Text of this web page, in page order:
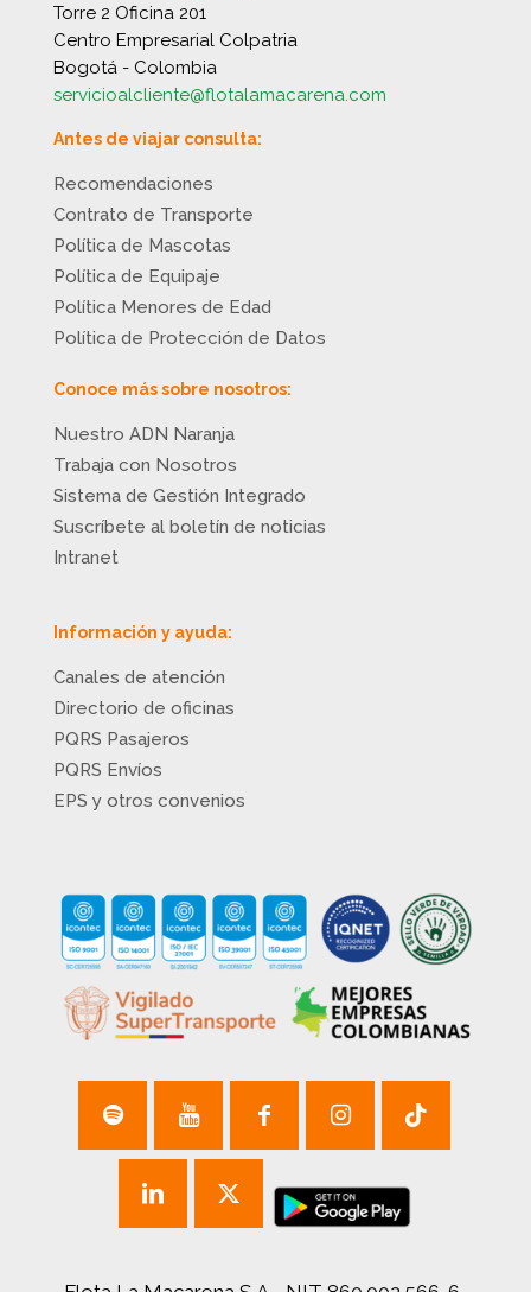
Torre 2 Oficina 201
Centro Empresarial Colpatria
Bogotá - Colombia
servicioalcliente@flotalamacarena.com
Antes de viajar consulta:
Recomendaciones
Contrato de Transporte
Política de Mascotas
Política de Equipaje
Política Menores de Edad
Política de Protección de Datos
Conoce más sobre nosotros:
Nuestro ADN Naranja
Trabaja con Nosotros
Sistema de Gestión Integrado
Suscríbete al boletín de noticias
Intranet
Información y ayuda:
Canales de atención
Directorio de oficinas
PQRS Pasajeros
PQRS Envíos
EPS y otros convenios